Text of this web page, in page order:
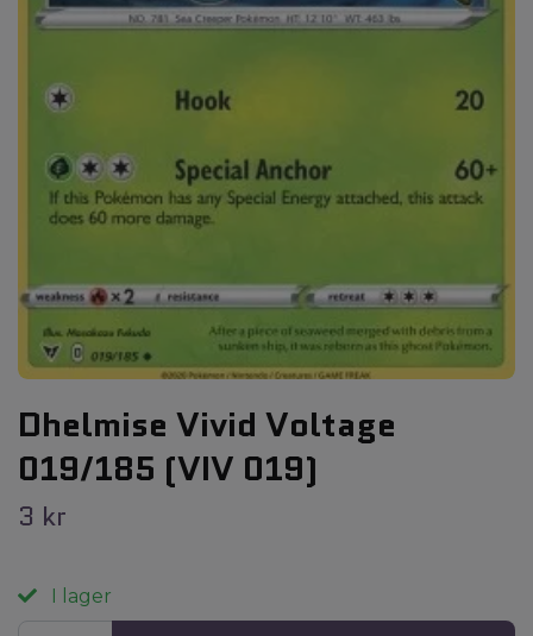
Dhelmise Vivid Voltage
019/185 (VIV 019)
3 kr
I lager